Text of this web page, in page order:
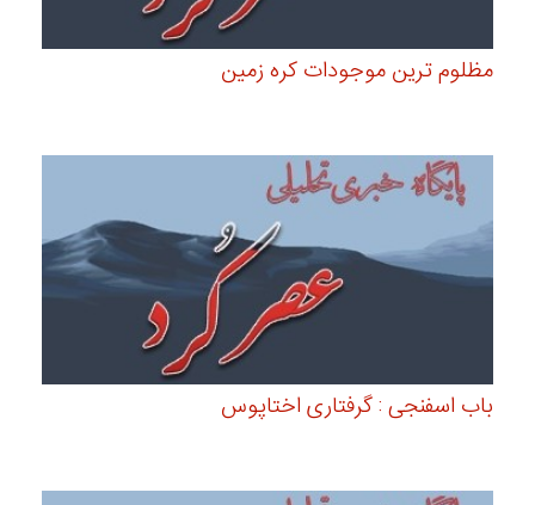
مظلوم ترین موجودات کره زمین
باب اسفنجی : گرفتاری اختاپوس